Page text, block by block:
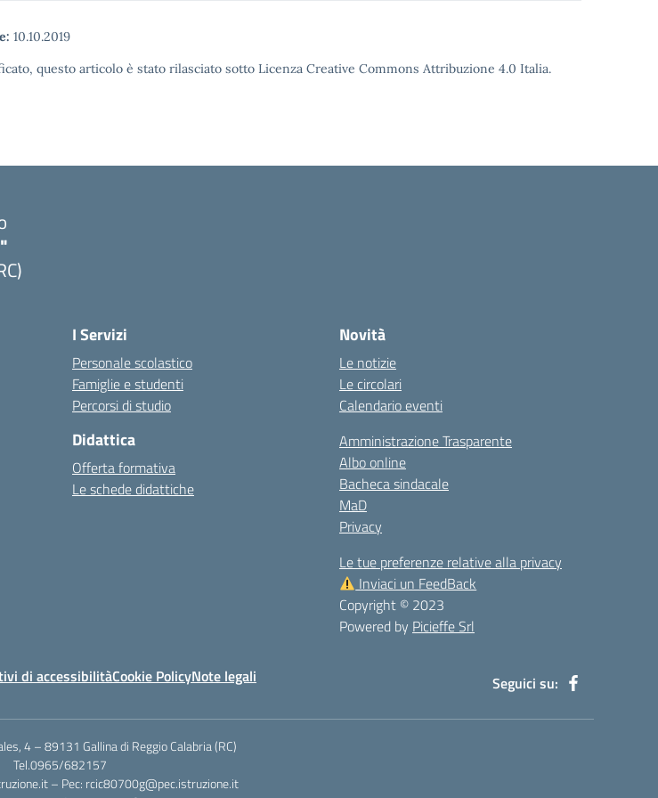
10.10.2019
questo articolo è stato rilasciato sotto Licenza Creative Commons Attribuzione 4.0 Italia.
I Servizi
Personale scolastico
Famiglie e studenti
Percorsi di studio
Didattica
Offerta formativa
Le schede didattiche
Novità
Le notizie
Le circolari
Calendario eventi
Amministrazione Trasparente
Albo online
Bacheca sindacale
MaD
Privacy
Le tue preferenze relative alla privacy
Inviaci un FeedBack
Copyright © 2023
Powered by Picieffe Srl
di accessibilitàCookie PolicyNote legali Seguici su:
4 – 89131 Gallina di Reggio Calabria (RC)
Tel.0965/682157
– Pec: rcic80700g@pec.istruzione.it